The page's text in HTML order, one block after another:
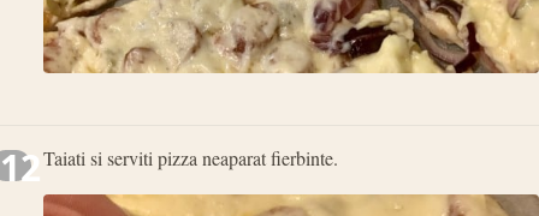
12Taiati si serviti pizza neaparat fierbinte.